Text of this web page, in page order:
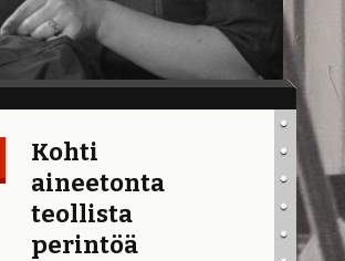
Kohti
aineetonta
teollista
perintöä